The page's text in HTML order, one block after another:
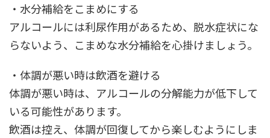
・水分補給をこまめにする
アルコールには利尿作用があるため、脱水症状にな
らないよう、こまめな水分補給を心掛けましょう。
・体調が悪い時は飲酒を避ける
体調が悪い時は、アルコールの分解能力が低下して
いる可能性があります。
飲酒は控え、体調が回復してから楽しむようにしま